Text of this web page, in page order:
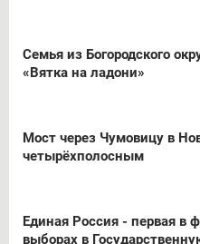
Семья из Богородского
«Вятка на ладони»
Мост через Чумовицу в
четырёхполосным
Единая Россия - первая в
выборах в